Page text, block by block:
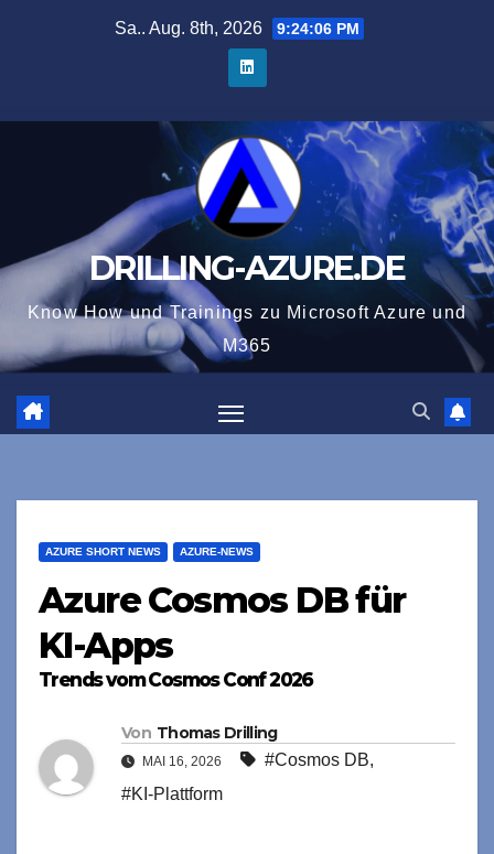
Sa.. Aug. 8th, 2026 9:24:07 PM
DRILLING-AZURE.DE
Know How und Trainings zu Microsoft Azure und
M365
AZURE SHORT NEWS AZURE-NEWS
Azure Cosmos DB für
KI-Apps
Trends vom Cosmos Conf 2026
Von Thomas Drilling
MAI 16, 2026 #Cosmos DB,
#KI-Plattform